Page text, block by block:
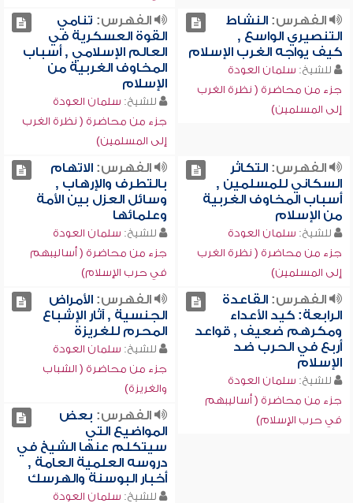
الفهرس:النشاط
التنصيري الواسع ,
كيف يواجه الغرب الإسلام
للشيخ: سلمان العودة
جزء من محاضرة ( نظرة الغرب
إلى المسلمين)
الفهرس: تنامي
القوة العسكرية في
العالم الإسلامي , أسباب
المخاوف الغربية من
الإسلام
للشيخ: سلمان العودة
جزء من محاضرة ( نظرة الغرب
إلى المسلمين)
الفهرس:التكاثر
السكاني للمسلمين ,
أسباب المخاوف الغربية
من الإسلام
للشيخ: سلمان العودة
جزء من محاضرة ( نظرة الغرب
إلى المسلمين)
الفهرس:الاتهام
بالتطرف والإرهاب ,
وسائل العزل بين الأمة
وعلمائها
للشيخ: سلمان العودة
جزء من محاضرة ( أساليبهم
في حرب الإسلام)
الفهرس:القاعدة
الرابعة: كيد الأعداء
ومكرهم ضعيف , قواعد
أربع في الحرب ضد
الإسلام
للشيخ: سلمان العودة
جزء من محاضرة ( أساليبهم
في حرب الإسلام)
الفهرس:الأمراض
الجنسية , آثار الإشباع
المحرم للغريزة
للشيخ: سلمان العودة
جزء من محاضرة ( الشباب
والغريزة)
الفهرس: بعض
المواضيع التي
سيتكلم عنها الشيخ في
دروسه العلمية العامة ,
أخبار البوسنة والهرسك
للشيخ: سلمان العودة